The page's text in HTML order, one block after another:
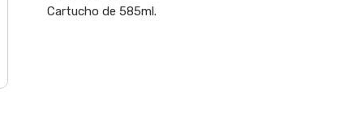
Cartucho de 585ml.